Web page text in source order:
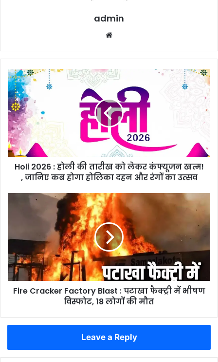
admin
Holi
2026
:
होली
की
तारीख
को
लेकर
कंफ्यूजन
खत्म!
और
का
उत्सव
Holi 2026 : होली की तारीख को लेकर कंफ्यूजन खत्म!
, जानिए कब होगा होलिका दहन और रंगों का उत्सव
:
फैक्ट्री
में
भीषण
विस्फोट,
Fire Cracker Factory Blast : पटाखा फैक्ट्री में भीषण
विस्फोट, 18 लोगों की मौत
Leave a Reply